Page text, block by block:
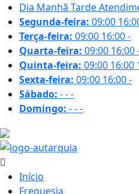
Dia Manhã Tarde
Segunda-feira: 09:00
Terça-feira: 09:00 16:00-
Quarta-feira: 09:00 16:00
Quinta-feira: 09:00 16:00
Sexta-feira: 09:00 16:00-
Sábado: ---
Domingo: ---
Início
Freguesia